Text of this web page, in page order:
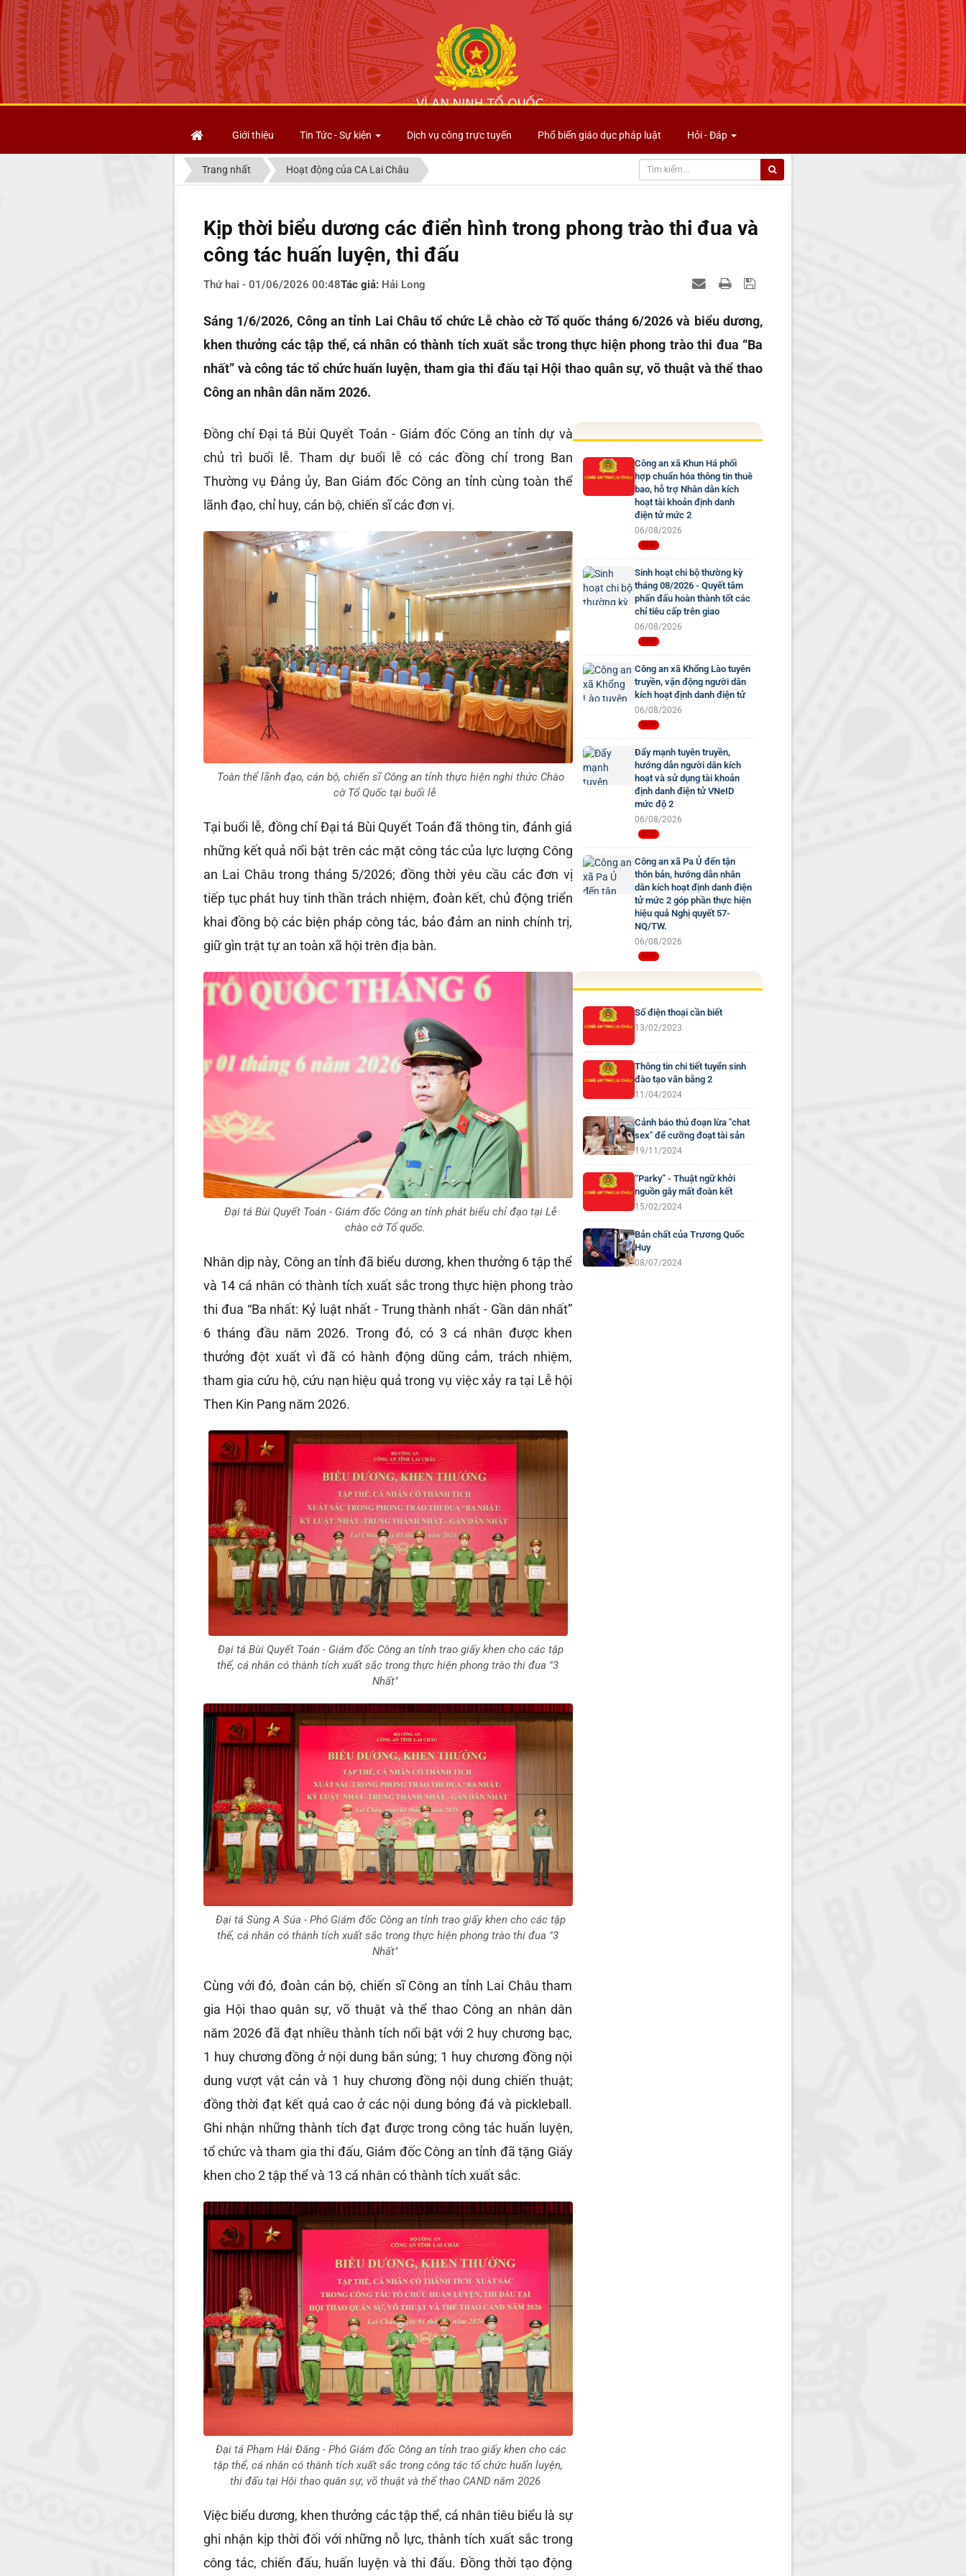
Giới thiệu
Tin Tức - Sự kiện Dịch vụ công trực tuyến Phổ biến giáo dục pháp luật Hỏi - Đáp
Trang nhất Hoạt động của CA Lai Châu
Kịp thời biểu dương các điển hình trong phong trào thi đua và
công tác huấn luyện, thi đấu
Thứ hai - 01/06/2026 00:48Tác giả: Hải Long
Sáng 1/6/2026, Công an tỉnh Lai Châu tổ chức Lễ chào cờ Tổ quốc tháng 6/2026 và biểu dương,
khen thưởng các tập thể, cá nhân có thành tích xuất sắc trong thực hiện phong trào thi đua “Ba
nhất” và công tác tổ chức huấn luyện, tham gia thi đấu tại Hội thao quân sự, võ thuật và thể thao
Công an nhân dân năm 2026.
Đồng chí Đại tá Bùi Quyết Toán - Giám đốc Công an tỉnh dự và
chủ trì buổi lễ. Tham dự buổi lễ có các đồng chí trong Ban
Thường vụ Đảng ủy, Ban Giám đốc Công an tỉnh cùng toàn thể
lãnh đạo, chỉ huy, cán bộ, chiến sĩ các đơn vị.
Toàn thể lãnh đạo, cán bộ, chiến sĩ Công an tỉnh thực hiện nghi thức Chào
cờ Tổ Quốc tại buổi lễ
Tại buổi lễ, đồng chí Đại tá Bùi Quyết Toán đã thông tin, đánh giá
những kết quả nổi bật trên các mặt công tác của lực lượng Công
an Lai Châu trong tháng 5/2026; đồng thời yêu cầu các đơn vị
tiếp tục phát huy tinh thần trách nhiệm, đoàn kết, chủ động triển
khai đồng bộ các biện pháp công tác, bảo đảm an ninh chính trị,
giữ gìn trật tự an toàn xã hội trên địa bàn.
Đại tá Bùi Quyết Toán - Giám đốc Công an tỉnh phát biểu chỉ đạo tại Lễ
chào cờ Tổ quốc.
Nhân dịp này, Công an tỉnh đã biểu dương, khen thưởng 6 tập thể
và 14 cá nhân có thành tích xuất sắc trong thực hiện phong trào
thi đua “Ba nhất: Kỷ luật nhất - Trung thành nhất - Gần dân nhất”
6 tháng đầu năm 2026. Trong đó, có 3 cá nhân được khen
thưởng đột xuất vì đã có hành động dũng cảm, trách nhiệm,
tham gia cứu hộ, cứu nạn hiệu quả trong vụ việc xảy ra tại Lễ hội
Then Kin Pang năm 2026.
Đại tá Bùi Quyết Toán - Giám đốc Công an tỉnh trao giấy khen cho các tập
thể, cá nhân có thành tích xuất sắc trong thực hiện phong trào thi đua "3
Nhất"
Đại tá Sùng A Súa - Phó Giám đốc Công an tỉnh trao giấy khen cho các tập
thể, cá nhân có thành tích xuất sắc trong thực hiện phong trào thi đua "3
Nhất"
Cùng với đó, đoàn cán bộ, chiến sĩ Công an tỉnh Lai Châu tham
gia Hội thao quân sự, võ thuật và thể thao Công an nhân dân
năm 2026 đã đạt nhiều thành tích nổi bật với 2 huy chương bạc,
1 huy chương đồng ở nội dung bắn súng; 1 huy chương đồng nội
dung vượt vật cản và 1 huy chương đồng nội dung chiến thuật;
đồng thời đạt kết quả cao ở các nội dung bóng đá và pickleball.
Ghi nhận những thành tích đạt được trong công tác huấn luyện,
tổ chức và tham gia thi đấu, Giám đốc Công an tỉnh đã tặng Giấy
khen cho 2 tập thể và 13 cá nhân có thành tích xuất sắc.
Đại tá Phạm Hải Đăng - Phó Giám đốc Công an tỉnh trao giấy khen cho các
tập thể, cá nhân có thành tích xuất sắc trong công tác tổ chức huấn luyện,
thi đấu tại Hội thao quân sự, võ thuật và thể thao CAND năm 2026
Việc biểu dương, khen thưởng các tập thể, cá nhân tiêu biểu là sự
ghi nhận kịp thời đối với những nỗ lực, thành tích xuất sắc trong
công tác, chiến đấu, huấn luyện và thi đấu. Đồng thời tạo động
Công an xã Khun Há phối
hợp chuẩn hóa thông tin thuê
bao, hỗ trợ Nhân dân kích
hoạt tài khoản định danh
điện tử mức 2
06/08/2026
Sinh hoạt chi bộ thường kỳ
tháng 08/2026 - Quyết tâm
phấn đấu hoàn thành tốt các
chỉ tiêu cấp trên giao
06/08/2026
Công an xã Khổng Lào tuyên
truyền, vận động người dân
kích hoạt định danh điện tử
06/08/2026
Đẩy mạnh tuyên truyền,
hướng dẫn người dân kích
hoạt và sử dụng tài khoản
định danh điện tử VNeID
mức độ 2
06/08/2026
Công an xã Pa Ủ đến tận
thôn bản, hướng dẫn nhân
dân kích hoạt định danh điện
tử mức 2 góp phần thực hiện
hiệu quả Nghị quyết 57-
NQ/TW.
06/08/2026
Số điện thoại cần biết
13/02/2023
Thông tin chi tiết tuyển sinh
đào tạo văn bằng 2
11/04/2024
Cảnh báo thủ đoạn lừa "chat
sex" để cưỡng đoạt tài sản
19/11/2024
“Parky” - Thuật ngữ khởi
nguồn gây mất đoàn kết
15/02/2024
Bản chất của Trương Quốc
Huy
08/07/2024